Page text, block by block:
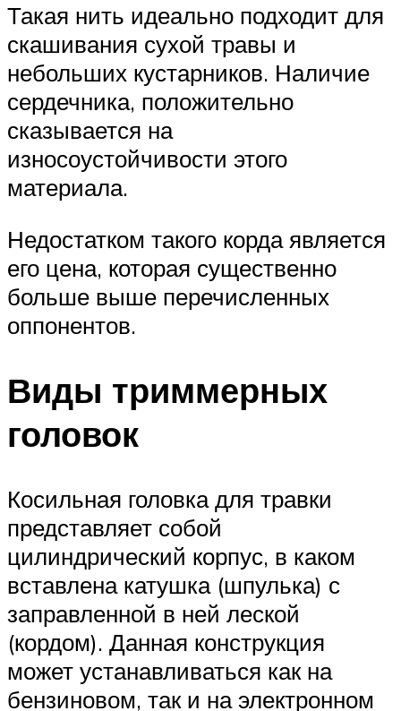
Такая нить идеально подходит для
скашивания сухой травы и
небольших кустарников. Наличие
сердечника, положительно
сказывается на
износоустойчивости этого
материала.
Недостатком такого корда является
его цена, которая существенно
больше выше перечисленных
оппонентов.
Виды триммерных
головок
Косильная головка для травки
представляет собой
цилиндрический корпус, в каком
вставлена катушка (шпулька) с
заправленной в ней леской
(кордом). Данная конструкция
может устанавливаться как на
бензиновом, так и на электронном